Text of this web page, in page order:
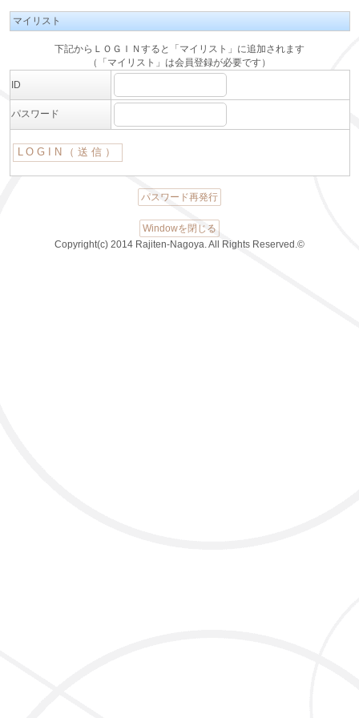
マイリスト
下記からＬＯＧＩＮすると「マイリスト」に追加されます
（「マイリスト」は会員登録が必要です）
ID
パスワード
パスワード再発行
Windowを閉じる
Copyright(c) 2014 Rajiten-Nagoya. All Rights Reserved.©